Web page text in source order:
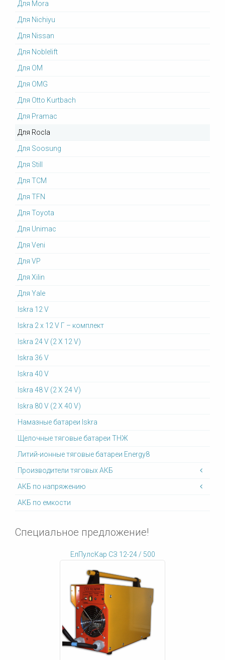
Для Mora
Для Nichiyu
Для Nissan
Для Noblelift
Для OM
Для OMG
Для Otto Kurtbach
Для Pramac
Для Rocla
Для Soosung
Для Still
Для TCM
Для TFN
Для Toyota
Для Unimac
Для Veni
Для VP
Для Xilin
Для Yale
Iskra 12 V
Iskra 2 x 12 V Г – комплект
Iskra 24 V (2 X 12 V)
Iskra 36 V
Iskra 40 V
Iskra 48 V (2 X 24 V)
Iskra 80 V (2 X 40 V)
Намазные батареи Iskra
Щелочные тяговые батареи ТНЖ
Литий-ионные тяговые батареи Energy8
Производители тяговых АКБ
АКБ по напряжению
АКБ по емкости
Специальное предложение!
ЕлПулсКар СЗ 12-24 / 500